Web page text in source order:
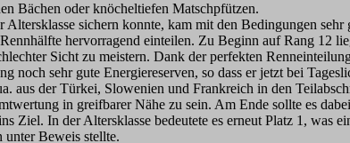
Bächen oder knöcheltiefen Matschpfützen.
sichern konnte, kam mit den Bedingungen sehr
hervorragend einteilen. Zu Beginn auf Rang 12
Sicht zu meistern. Dank der perfekten
noch sehr gute Energiereserven, so dass er jetzt bei
aus der Türkei, Slowenien und Frankreich in den
in greifbarer Nähe zu sein. Am Ende sollte es
Ziel. In der Altersklasse bedeutete es erneut Platz 1, was
unter Beweis stellte.